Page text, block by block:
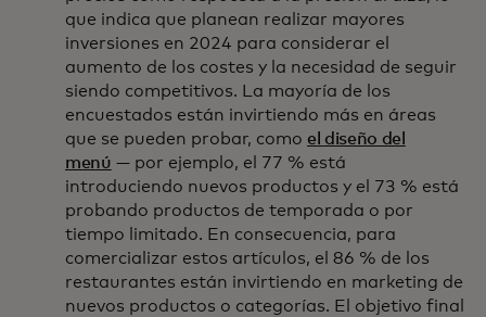
que indica que planean realizar mayores
inversiones en 2024 para considerar el
aumento de los costes y la necesidad de seguir
siendo competitivos. La mayoría de los
encuestados están invirtiendo más en áreas
que se pueden probar, como el diseño del
menú — por ejemplo, el 77 % está
introduciendo nuevos productos y el 73 % está
probando productos de temporada o por
tiempo limitado. En consecuencia, para
comercializar estos artículos, el 86 % de los
restaurantes están invirtiendo en marketing de
nuevos productos o categorías. El objetivo final